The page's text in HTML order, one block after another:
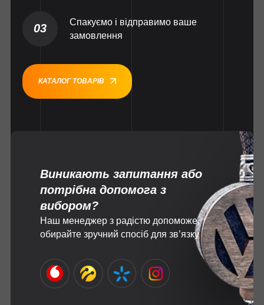
03
Спакуємо і відправимо ваше
замовлення
КАТАЛОГ ТОВАРІВ
Виникають запитання або
потрібна допомога з
вибором?
Наш менеджер з радістю допоможе,
обирайте зручний спосіб для зв’язку